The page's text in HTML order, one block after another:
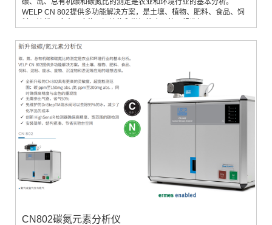
碳、氙、总有机碳和碳氮比的测定是农业和环境行业的基本分析。
WELP CN 802提供多功能解决方案，是土壤、植物、肥料、食品、饲
CN802碳氮元素分析仪